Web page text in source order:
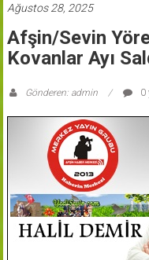
Ağustos 28, 2025
Afşin/Sevin
Kovanlar Ayı
Gönderen: admin 0